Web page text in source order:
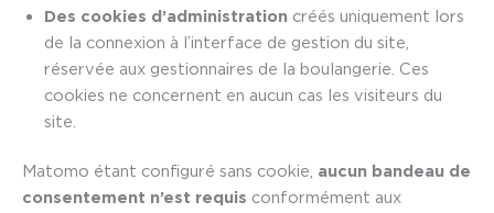
Des cookies d’administration créés uniquement lors
de la connexion à l’interface de gestion du site,
réservée aux gestionnaires de la boulangerie. Ces
cookies ne concernent en aucun cas les visiteurs du
site.
Matomo étant configuré sans cookie, aucun bandeau de
consentement n’est requis conformément aux